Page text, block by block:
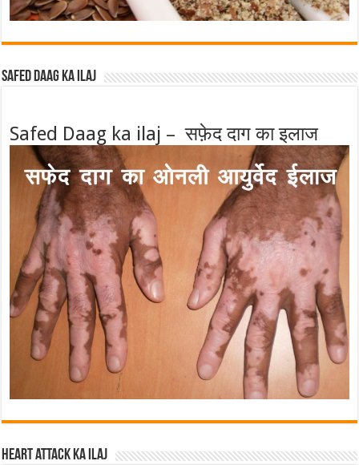
Safed Daag ka ilaj
Safed Daag ka ilaj – सफ़ेद दाग का इलाज
Heart attack ka ilaj